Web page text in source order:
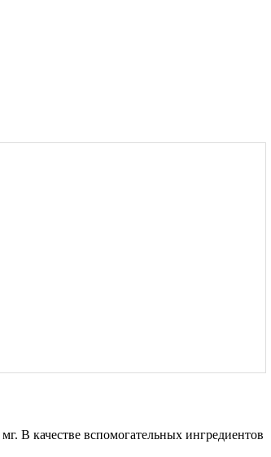
В качестве вспомогательных ингредиентов